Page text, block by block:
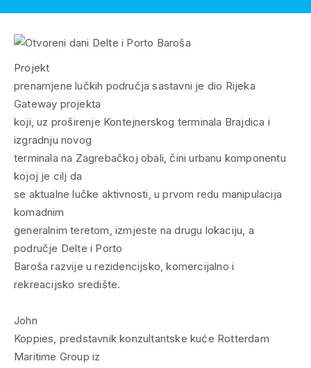
Projekt
prenamjene lučkih područja sastavni je dio Rijeka
Gateway projekta
koji, uz proširenje Kontejnerskog terminala Brajdica i
izgradnju novog
terminala na Zagrebačkoj obali, čini urbanu komponentu
kojoj je cilj da
se aktualne lučke aktivnosti, u prvom redu manipulacija
komadnim
generalnim teretom, izmjeste na drugu lokaciju, a
područje Delte i Porto
Baroša razvije u rezidencijsko, komercijalno i
rekreacijsko središte.
John
Koppies, predstavnik konzultantske kuće Rotterdam
Maritime Group iz